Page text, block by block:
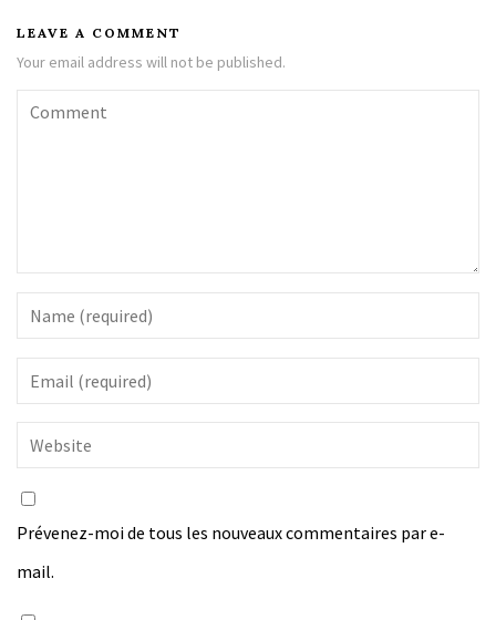
LEAVE A COMMENT
Your email address will not be published.
Prévenez-moi de tous les nouveaux commentaires par e-
mail.